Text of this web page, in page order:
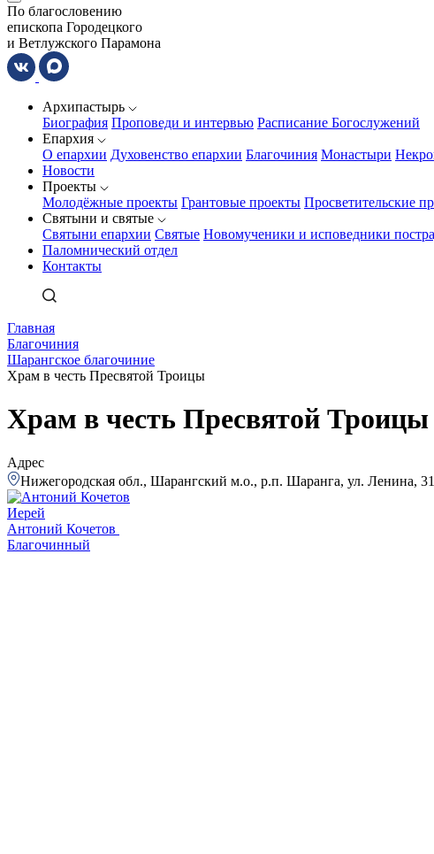
По благословению
епископа Городецкого
и Ветлужского Парамона
Архипастырь
Биография Проповеди и интервью Расписание Богослужений
Епархия
О епархии Духовенство епархии Благочиния Монастыри
Новости
Проекты
Молодёжные проекты Грантовые проекты Просветительские
Святыни и святые
Святыни епархии Святые Новомученики и исповедники
Паломнический отдел
Контакты
Главная
Благочиния
Шарангское благочиние
Храм в честь Пресвятой Троицы
Храм в честь Пресвятой Троицы
Адрес
Нижегородская обл., Шарангский м.о., р.п. Шаранга, ул. Ленина, 31
Иерей
Антоний Кочетов
Благочинный